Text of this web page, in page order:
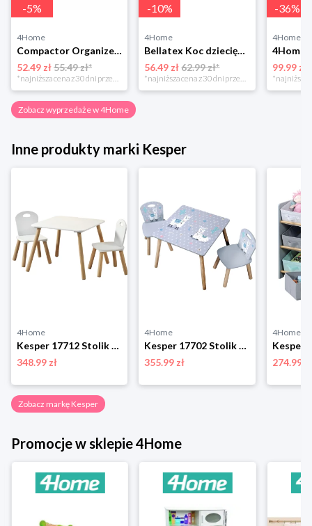
-5%
4Home
Compactor Organizer do przechowywania Toronto, 30 x 20 x 12 cm, ciemnobrązowy
52.49 zł55.49 zł*
*najniższa cena z 30 dni przed obniżką
-10%
4Home
Bellatex Koc dziecięcy Bára Butterfly różowy, 75 x 100 cm
56.49 zł 62.99 zł*
*najniższa cena z 30 dni przed obniżką
-36%
4Home
99.99 zł
Zobacz wyprzedaże w 4Home
Inne produkty marki Kesper
4Home
Kesper 17712 Stolik dziecięcy i 2 krzesła White
348.99 zł
4Home
Kesper 17702 Stolik dziecięcy i 2 krzesła Lama
355.99 zł
4Home
274.99 zł
Zobacz markę Kesper
Promocje w sklepie 4Home